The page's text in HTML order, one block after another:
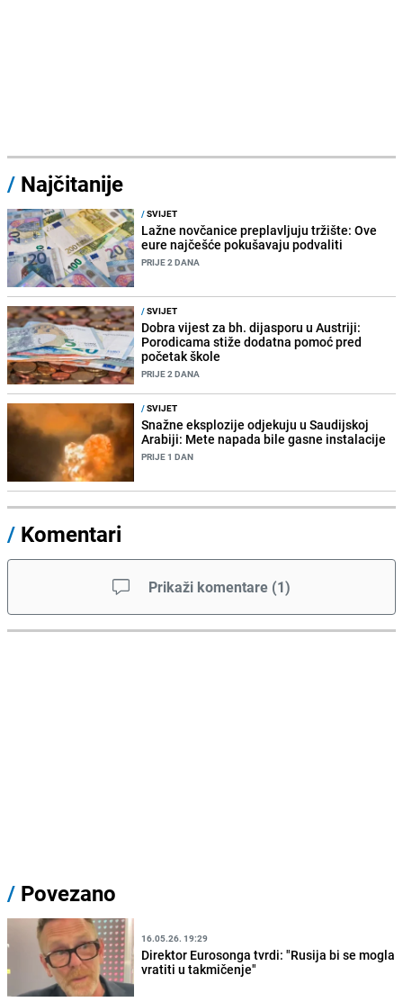
/ Najčitanije
/SVIJET
Lažne novčanice preplavljuju tržište: Ove
eure najčešće pokušavaju podvaliti
PRIJE 2 DANA
/SVIJET
Dobra vijest za bh. dijasporu u Austriji:
Porodicama stiže dodatna pomoć pred
početak škole
PRIJE 2 DANA
/SVIJET
Snažne eksplozije odjekuju u Saudijskoj
Arabiji: Mete napada bile gasne instalacije
PRIJE 1 DAN
/ Komentari
Prikaži komentare (1)
/ Povezano
16.05.26. 19:29
Direktor Eurosonga tvrdi: "Rusija bi se mogla
vratiti u takmičenje"